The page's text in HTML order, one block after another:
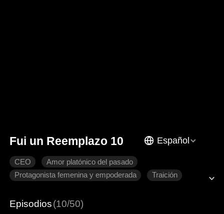
Fui un Reemplazo 10 Español
CEO
Amor platónico del pasado
Protagonista femenina y empoderada
Traición
Episodios(10/50)